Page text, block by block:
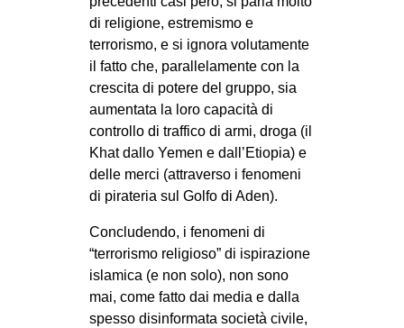
di religione, estremismo e
terrorismo, e si ignora volutamente
il fatto che, parallelamente con la
crescita di potere del gruppo, sia
aumentata la loro capacità di
controllo di traffico di armi, droga (il
Khat dallo Yemen e dall’Etiopia) e
delle merci (attraverso i fenomeni
di pirateria sul Golfo di Aden).
Concludendo, i fenomeni di
“terrorismo religioso” di ispirazione
islamica (e non solo), non sono
mai, come fatto dai media e dalla
spesso disinformata società civile,